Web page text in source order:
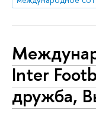
Inter
дружба,